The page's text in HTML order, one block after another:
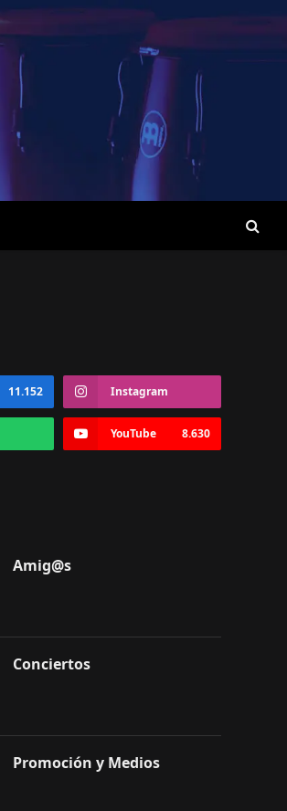
11.152 Instagram
YouTube 8.630
Amig@s
Conciertos
Promoción y Medios